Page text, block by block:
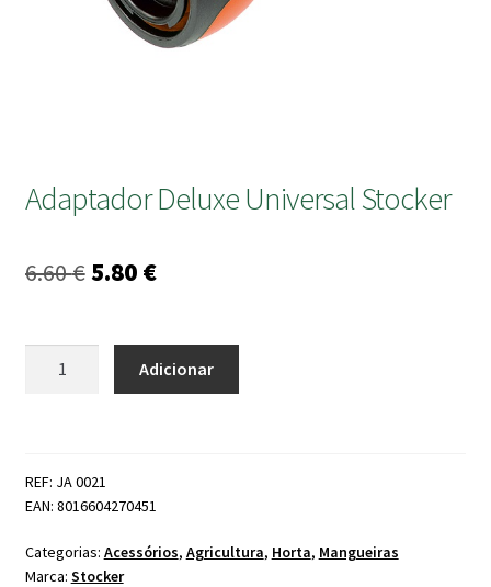
Adaptador Deluxe Universal Stocker
6.60€O
original
era:
5.80 €O
atual
é:
Stocker
Adicionar
REF: JA 0021
EAN: 8016604270451
Categorias: Acessórios, Agricultura, Horta, Mangueiras
Marca: Stocker